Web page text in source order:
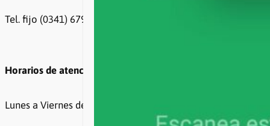
Tel. fijo (0341) 6799500 / 6799499
Horarios de atención
Lunes a Viernes de 8 a 20hs